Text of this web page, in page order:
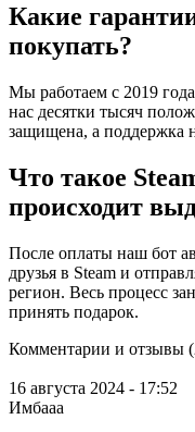
Какие
покупать?
Мы работаем с 2019
нас десятки тысяч
защищена, а поддержка
Что такое
происходит
После оплаты наш бот
друзья в Steam и
регион. Весь процесс
принять подарок.
Комментарии и отзывы
16 августа 2024 - 17:52
Имбааа